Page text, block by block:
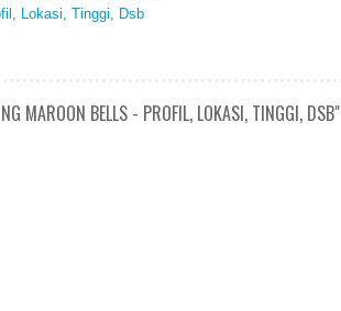
Lokasi, Tinggi, Dsb
MAROON BELLS - PROFIL, LOKASI, TINGGI, DSB"